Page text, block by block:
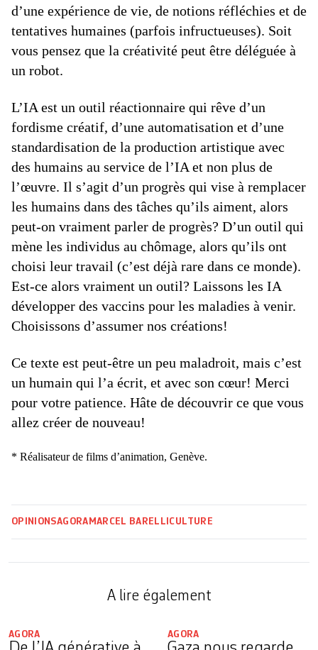
d’une expérience de vie, de notions réfléchies et de
tentatives humaines (parfois infructueuses). Soit
vous pensez que la créativité peut être déléguée à
un robot.
L’IA est un outil réactionnaire qui rêve d’un
fordisme créatif, d’une automatisation et d’une
standardisation de la production artistique avec
des humains au service de l’IA et non plus de
l’œuvre. Il s’agit d’un progrès qui vise à remplacer
les humains dans des tâches qu’ils aiment, alors
peut-on vraiment parler de progrès? D’un outil qui
mène les individus au chômage, alors qu’ils ont
choisi leur travail (c’est déjà rare dans ce monde).
Est-ce alors vraiment un outil? Laissons les IA
développer des vaccins pour les maladies à venir.
Choisissons d’assumer nos créations!
Ce texte est peut-être un peu maladroit, mais c’est
un humain qui l’a écrit, et avec son cœur! Merci
pour votre patience. Hâte de découvrir ce que vous
allez créer de nouveau!
* Réalisateur de films d’animation, Genève.
OPINIONSAGORA MARCEL BARELLI CULTURE
A lire également
AGORA AGORA